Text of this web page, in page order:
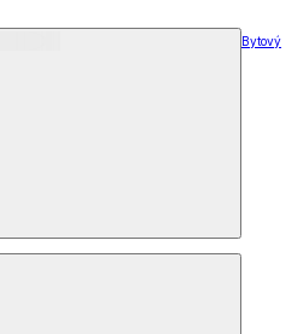
Bytový